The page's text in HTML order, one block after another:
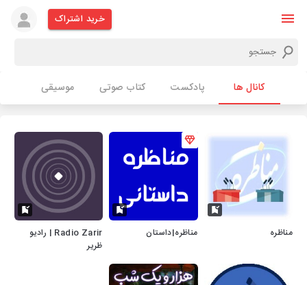
خرید اشتراک
کانال ها پادکست کتاب صوتی موسیقی
مناظره مناظره|داستان
Radio Zarir | رادیو
ظریر